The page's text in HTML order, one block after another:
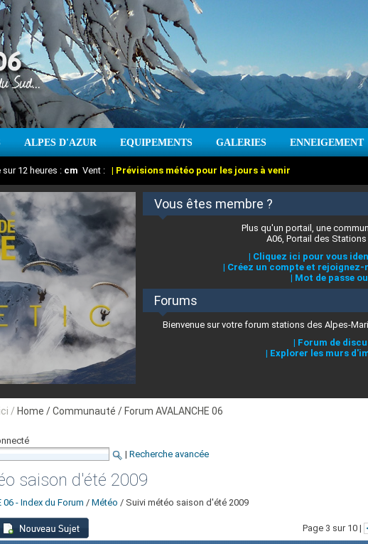
ALPES D'AZUR EQUIPEMENTS GALERIES ENNEIGEMENT
: °C T° Max :°C Prévisions météo pour les jours à venir
sur 12 heures : cm Vent : | Prévisions météo pour les jours à venir
des stations des Alpes-Maritimes
Vous êtes membre ?
Plus qu'un portail, une
A06, Portail des
| Cliquez ici pour vous
| Créez un compte et rejoignez-
| Mot de passe
Forums
Bienvenue sur votre forum stations des Alpes-
| Forum de
| Explorer les murs
/ Home / Communauté / Forum AVALANCHE 06
| Recherche avancée
saison d'été 2009
06 - Index du Forum / Météo / Suivi météo saison d'été 2009
Page 3 sur 10 |